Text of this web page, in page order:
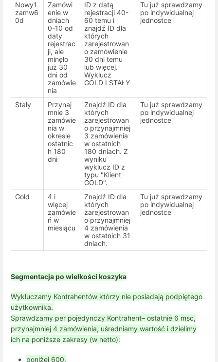
Nowy1
zamw6
0d
Zamówi
enie w
dniach
0-10 od
daty
rejestrac
ji, ale
minęło
już 30
dni od
zamówie
nia
ID z datą
rejestracji 40-
60 temu i
znajdź ID dla
których
zarejestrowan
o zamówienie
30 dni temu
lub więcej.
Wyklucz
GOLD I STAŁY
Tu już sprawdzamy
po indywidualnej
jednostce
Stały
Przynaj
mnie 3
zamówie
nia w
okresie
ostatnic
h 180
dni
Znajdź ID dla
których
zarejestrowan
o przynajmniej
3 zamówienia
w ostatnich
180 dniach. Z
wyniku
wyklucz ID z
typu "Klient
GOLD".
Tu już sprawdzamy
po indywidualnej
jednostce
Gold
4 i
więcej
zamówie
ń w
miesiącu
Znajdź ID dla
których
zarejestrowan
o przynajmniej
4 zamówienia
w ostatnich 31
dniach.
Tu już sprawdzamy
po indywidualnej
jednostce
Segmentacja po wielkości koszyka
Wykluczamy Kontrahentów którzy nie posiadają podpiętego
użytkownika.
Sprawdzamy per pojedynczy Kontrahent– ostatnie 6 msc,
przynajmniej 4 zamówienia, uśredniamy wartość i dzielimy
ich na poniższe zakresy (w netto):
poniżej 600,